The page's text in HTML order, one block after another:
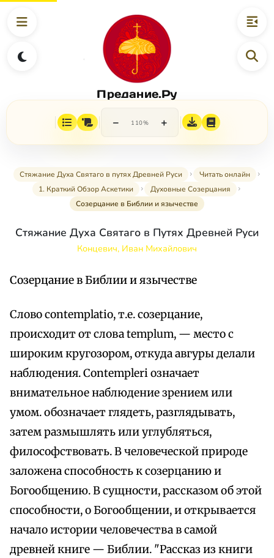
Предание.Ру
− 110% +
Стяжание Духа Святаго в путях Древней Руси
Читать онлайн
1. Краткий Обзор Аскетики
Духовные Созерцания
Созерцание в Библии и язычестве
Стяжание Духа Святаго в Путях Древней Руси
Концевич, Иван Михайлович
Созерцание в Библии и язычестве
Слово contemplatio, т.е. созерцание,
происходит от слова templum, — место с
широким кругозором, откуда авгуры делали
наблюдения. Contempleri означает
внимательное наблюдение зрением или
умом. обозначает глядеть, разглядывать,
затем размышлять или углубляться,
философствовать. В человеческой природе
заложена способность к созерцанию и
Богообщению. В сущности, рассказом об этой
способности, о Богообщении, и открывается
начало истории человечества в самой
древней книге — Библии. "Рассказ из книги